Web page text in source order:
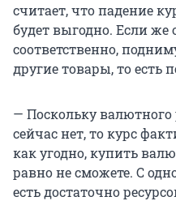
считает, что падение
будет выгодно. Если же
соответственно,
другие товары, то есть
— Поскольку
сейчас нет, то курс
как угодно, купить
равно не сможете. С
есть достаточно